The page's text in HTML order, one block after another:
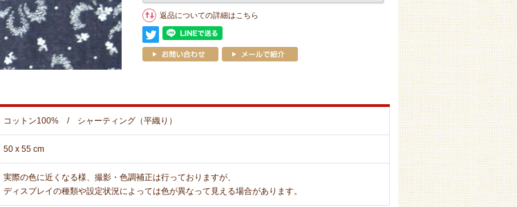
返品についての詳細はこちら
コットン100% / シャーティング（平織り）
50 x 55 cm
実際の色に近くなる様、撮影・色調補正は行っておりますが、
ディスプレイの種類や設定状況によっては色が異なって見える場合があります。